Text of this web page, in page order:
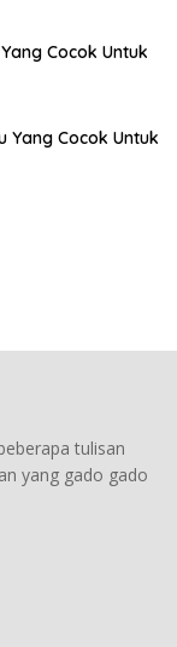
Cocok Untuk
Yang Cocok Untuk
tulisan
yang gado gado